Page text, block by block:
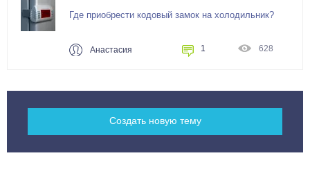
Где приобрести кодовый замок на холодильник?
Анастасия 1 628
Cоздать новую тему